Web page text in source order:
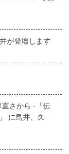
が登壇します
さから -『伝
に鳥井、久